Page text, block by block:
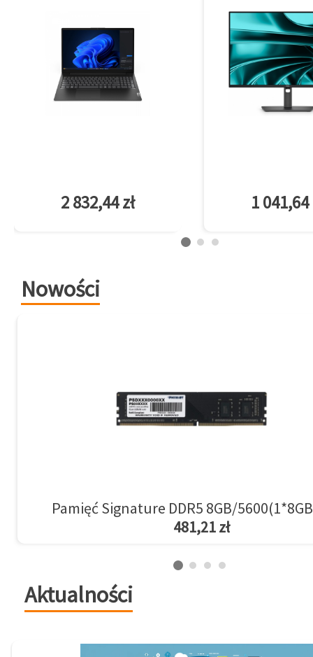
2 832,44 zł 1 041,64
Nowości
Pamięć Signature DDR5 8GB/
481,21 zł
Aktualności